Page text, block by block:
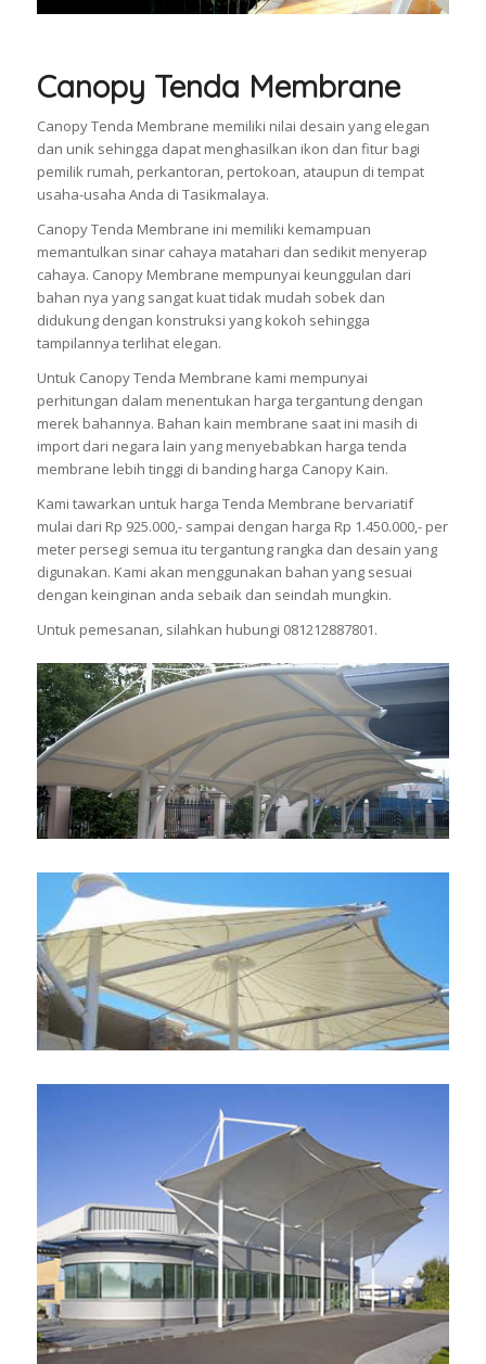
Canopy Tenda Membrane
Canopy Tenda Membrane memiliki nilai desain yang elegan
dan unik sehingga dapat menghasilkan ikon dan fitur bagi
pemilik rumah, perkantoran, pertokoan, ataupun di tempat
usaha-usaha Anda di Tasikmalaya.
Canopy Tenda Membrane ini memiliki kemampuan
memantulkan sinar cahaya matahari dan sedikit menyerap
cahaya. Canopy Membrane mempunyai keunggulan dari
bahan nya yang sangat kuat tidak mudah sobek dan
didukung dengan konstruksi yang kokoh sehingga
tampilannya terlihat elegan.
Untuk Canopy Tenda Membrane kami mempunyai
perhitungan dalam menentukan harga tergantung dengan
merek bahannya. Bahan kain membrane saat ini masih di
import dari negara lain yang menyebabkan harga tenda
membrane lebih tinggi di banding harga Canopy Kain.
Kami tawarkan untuk harga Tenda Membrane bervariatif
mulai dari Rp 925.000,- sampai dengan harga Rp 1.450.000,- per
meter persegi semua itu tergantung rangka dan desain yang
digunakan. Kami akan menggunakan bahan yang sesuai
dengan keinginan anda sebaik dan seindah mungkin.
Untuk pemesanan, silahkan hubungi 081212887801.